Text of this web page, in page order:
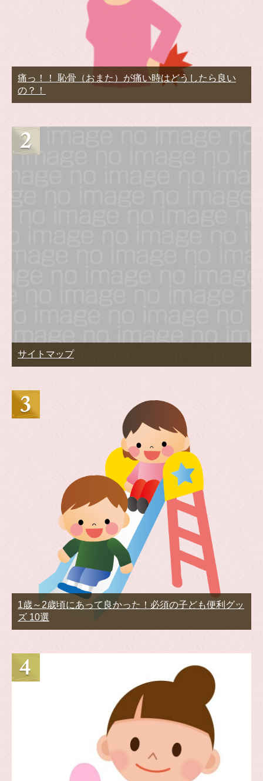
痛っ！！ 恥骨（おまた）が痛い時はどうしたら良い
の？！
サイトマップ
1歳～2歳頃にあって良かった！必須の子ども便利グッ
ズ 10選